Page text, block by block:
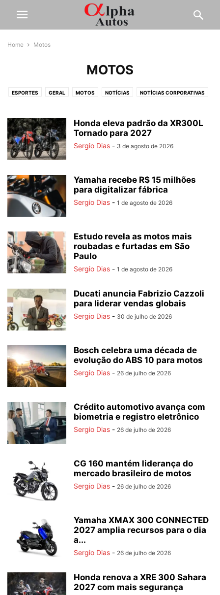
Home Motos
MOTOS
ESPORTES GERAL MOTOS NOTÍCIAS NOTÍCIAS CORPORATIVAS
Honda eleva padrão da XR300L
Tornado para 2027
Sergio Dias - 3 de agosto de 2026
Yamaha recebe R$ 15 milhões
para digitalizar fábrica
Sergio Dias - 1 de agosto de 2026
Estudo revela as motos mais
roubadas e furtadas em São
Paulo
Sergio Dias - 1 de agosto de 2026
Ducati anuncia Fabrizio Cazzoli
para liderar vendas globais
Sergio Dias - 30 de julho de 2026
Bosch celebra uma década de
evolução do ABS 10 para motos
Sergio Dias - 26 de julho de 2026
Crédito automotivo avança com
biometria e registro eletrônico
Sergio Dias - 26 de julho de 2026
CG 160 mantém liderança do
mercado brasileiro de motos
Sergio Dias - 26 de julho de 2026
Yamaha XMAX 300 CONNECTED
2027 amplia recursos para o dia
a...
Sergio Dias - 26 de julho de 2026
Honda renova a XRE 300 Sahara
2027 com mais segurança